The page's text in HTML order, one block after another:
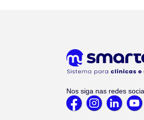
Nos siga nas redes